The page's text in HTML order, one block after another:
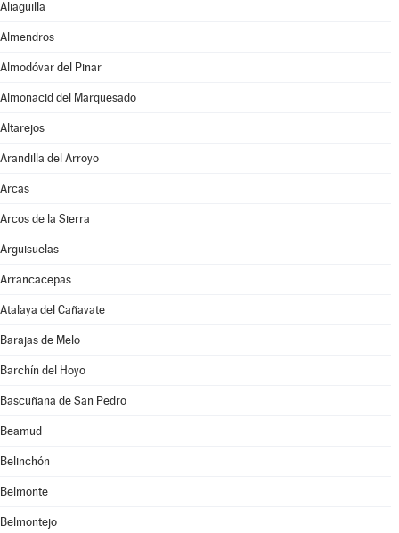
Aliaguilla
Almendros
Almodóvar del Pinar
Almonacid del Marquesado
Altarejos
Arandilla del Arroyo
Arcas
Arcos de la Sierra
Arguisuelas
Arrancacepas
Atalaya del Cañavate
Barajas de Melo
Barchín del Hoyo
Bascuñana de San Pedro
Beamud
Belinchón
Belmonte
Belmontejo